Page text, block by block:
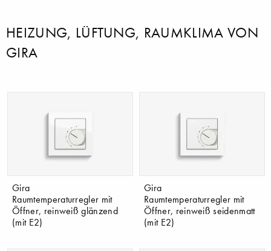
HEIZUNG, LÜFTUNG, RAUMKLIMA VON
GIRA
Gira
Raumtemperaturregler mit
Öffner, reinweiß glänzend
(mit E2)
Gira
Raumtemperaturregler mit
Öffner, reinweiß seidenmatt
(mit E2)